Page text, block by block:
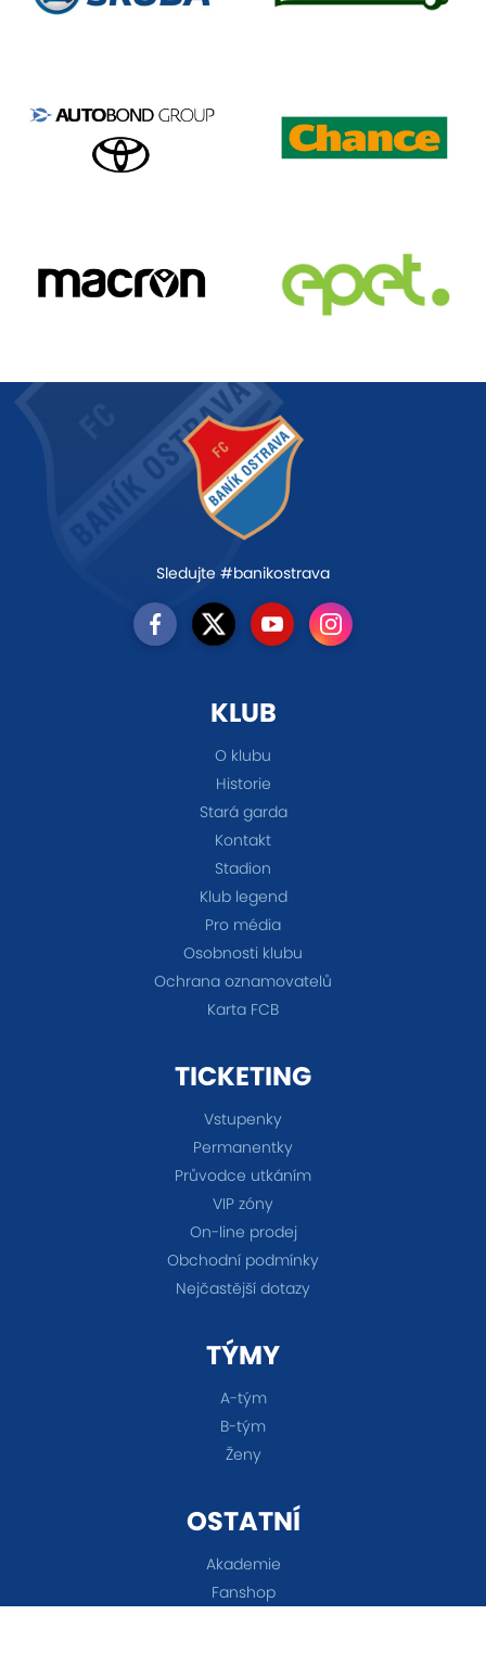
Sledujte #banikostrava
KLUB
O klubu
Historie
Stará garda
Kontakt
Stadion
Klub legend
Pro média
Osobnosti klubu
Ochrana oznamovatelů
Karta FCB
TICKETING
Vstupenky
Permanentky
Průvodce utkáním
VIP zóny
On-line prodej
Obchodní podmínky
Nejčastější dotazy
TÝMY
A-tým
B-tým
Ženy
OSTATNÍ
Akademie
Fanshop